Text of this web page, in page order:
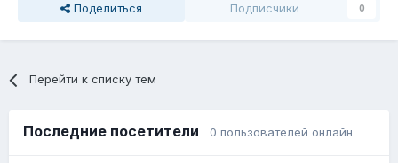
Поделиться Подписчики 0
Перейти к списку тем
Последние посетители 0 пользователей онлайн